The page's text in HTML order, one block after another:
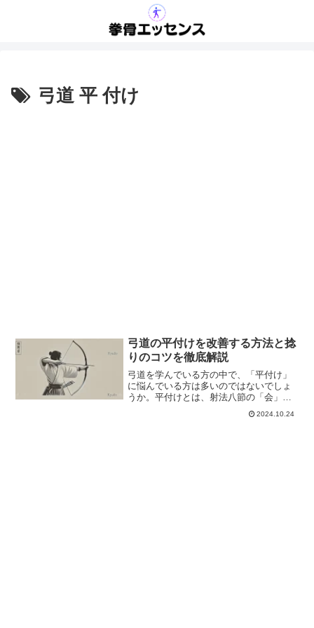
弓道 平 付け
弓道の平付けを改善する方法と捻
りのコツを徹底解説
弓道を学んでいる方の中で、「平付け」
に悩んでいる方は多いのではないでしょ
うか。平付けとは、射法八節の「会」の
とを指し、初心者から経験者まで、幅広
2024.10.24